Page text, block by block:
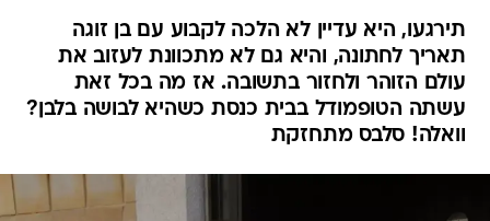
עולם הזוהר ולחזור בתשובה. אז מה בכל זאת
עשתה הטופמודל בבית כנסת כשהיא לבושה בלבן?
וואלה! סלבס מתחזקת